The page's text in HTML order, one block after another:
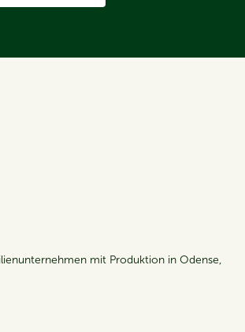
mit Produktion in Odense,